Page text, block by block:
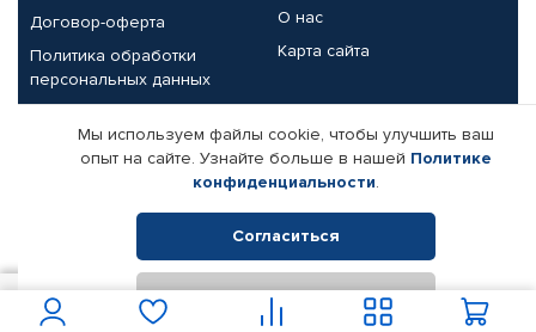
Договор-оферта
Политика обработки
персональных данных
О нас
Карта сайта
Партнерам
Корпоративным клиентам
Поставщикам
Реквизиты компании
© КАМАЗ ЦЕНТР ДОНЕЦК, 2015-2026. Все права защищены.
Интернет-магазин автомобильных товаров Автопрофи.
Мы используем файлы cookie, чтобы улучшить ваш
опыт на сайте. Узнайте больше в нашей Политике
конфиденциальности.
Согласиться
Отклонить
В корзину